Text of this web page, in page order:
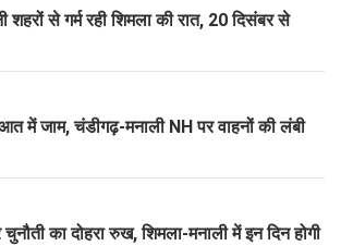
से गर्म रही शिमला की रात, 20 दिसंबर से
में जाम, चंडीगढ़-मनाली NH पर वाहनों की लंबी
का दोहरा रुख, शिमला-मनाली में इन दिन होगी